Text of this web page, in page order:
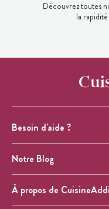
Découvrez toutes
la
Besoin d'aide ?
Notre Blog
À propos de